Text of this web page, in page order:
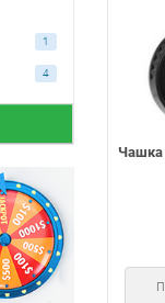
1
4
Чашка